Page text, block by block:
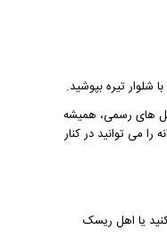
شلوار تیره بپوشید.
های رسمی، همیشه
می توانید در کنار
یا اهل ریسک